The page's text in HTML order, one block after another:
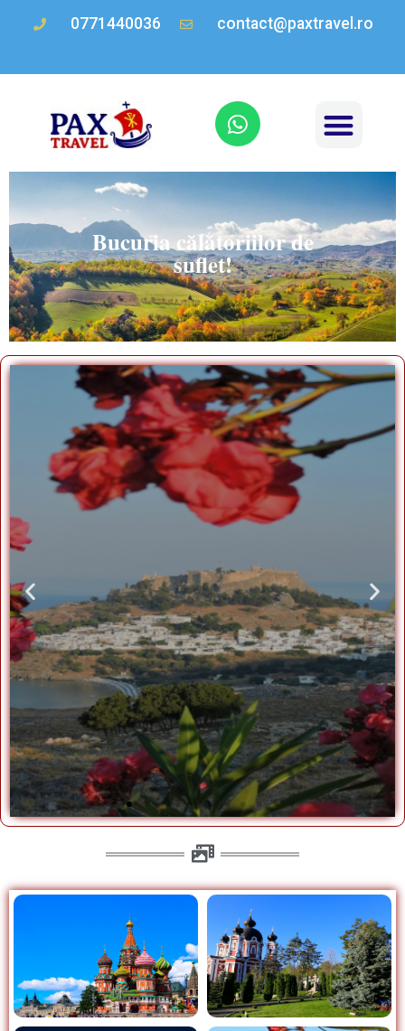
0771440036 contact@paxtravel.ro
Bucuria călătoriilor de
suflet!
vezi mai mult